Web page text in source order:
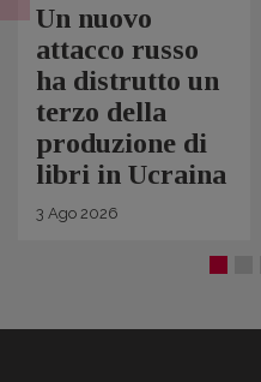
Un nuovo
attacco russo
ha distrutto un
terzo della
produzione di
libri in Ucraina
3 Ago 2026